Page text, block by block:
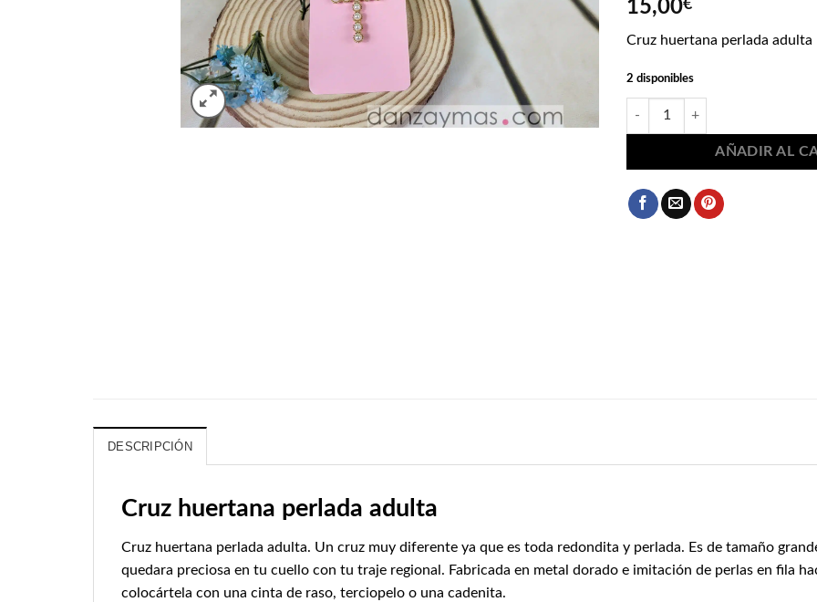
15,00€
Cruz huertana perlada adulta
2 disponibles
Cruz huertana perlada adulta
AÑADIR AL
DESCRIPCIÓN
Cruz huertana perlada adulta
Cruz huertana perlada adulta. Un cruz muy diferente ya que es toda redondita y perlada. Es de tamaño
quedara preciosa en tu cuello con tu traje regional. Fabricada en metal dorado e imitación de perlas en fila
colocártela con una cinta de raso, terciopelo o una cadenita.